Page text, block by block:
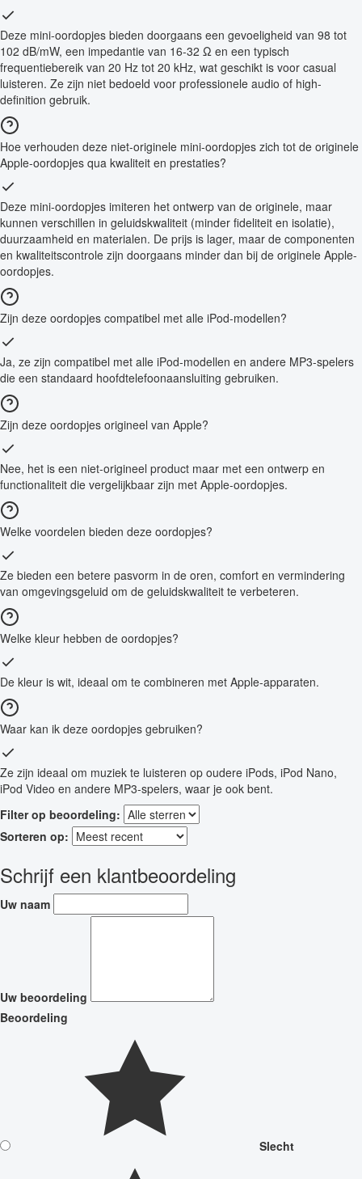
Deze mini-oordopjes bieden doorgaans een gevoeligheid van 98 tot
102 dB/mW, een impedantie van 16-32 Ω en een typisch
frequentiebereik van 20 Hz tot 20 kHz, wat geschikt is voor casual
luisteren. Ze zijn niet bedoeld voor professionele audio of high-
definition gebruik.
Hoe verhouden deze niet-originele mini-oordopjes zich tot de originele
Apple-oordopjes qua kwaliteit en prestaties?
Deze mini-oordopjes imiteren het ontwerp van de originele, maar
kunnen verschillen in geluidskwaliteit (minder fideliteit en isolatie),
duurzaamheid en materialen. De prijs is lager, maar de componenten
en kwaliteitscontrole zijn doorgaans minder dan bij de originele Apple-
oordopjes.
Zijn deze oordopjes compatibel met alle iPod-modellen?
Ja, ze zijn compatibel met alle iPod-modellen en andere MP3-spelers
die een standaard hoofdtelefoonaansluiting gebruiken.
Zijn deze oordopjes origineel van Apple?
Nee, het is een niet-origineel product maar met een ontwerp en
functionaliteit die vergelijkbaar zijn met Apple-oordopjes.
Welke voordelen bieden deze oordopjes?
Ze bieden een betere pasvorm in de oren, comfort en vermindering
van omgevingsgeluid om de geluidskwaliteit te verbeteren.
Welke kleur hebben de oordopjes?
De kleur is wit, ideaal om te combineren met Apple-apparaten.
Waar kan ik deze oordopjes gebruiken?
Ze zijn ideaal om muziek te luisteren op oudere iPods, iPod Nano,
iPod Video en andere MP3-spelers, waar je ook bent.
Filter op beoordeling:
Sorteren op:
Schrijf een klantbeoordeling
Uw naam
Uw beoordeling
Beoordeling
Slecht